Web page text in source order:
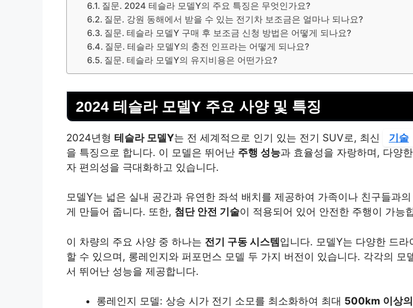
질문. 2024 테슬라 모델Y의 주요 특징은 무엇인가요?
질문. 강원 동해에서 받을 수 있는 전기차 보조금은 얼마나 되나요?
질문. 테슬라 모델Y 구매 후 보조금 신청 방법은 어떻게 되나요?
질문. 테슬라 모델Y의 충전 인프라는 어떻게 되나요?
질문. 테슬라 모델Y의 유지비용은 어떤가요?
2024 테슬라 모델Y 주요 사양 및 특징
2024년형 테슬라 모델Y는 전 세계적으로 인기 있는 전기 SUV로, 최신 기술
을 특징으로 합니다. 이 모델은 뛰어난 주행 성능과 효율성을 자랑하며, 다양
자 편의성을 극대화하고 있습니다.
모델Y는 넓은 실내 공간과 유연한 좌석 배치를 제공하여 가족이나 친구들과
게 만들어 줍니다. 또한, 첨단 안전 기술이 적용되어 있어 안전한 주행이 가능
이 차량의 주요 사양 중 하나는 전기 구동 시스템입니다. 모델Y는 다양한 드라
할 수 있으며, 롱레인지와 퍼포먼스 모델 두 가지 버전이 있습니다. 각각의 모
서 뛰어난 성능을 제공합니다.
롱레인지 모델: 상승 시가 전기 소모를 최소화하여 최대 500km 이상의